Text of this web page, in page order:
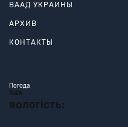
ВААД УКРАИНЫ
АРХИВ
КОНТАКТЫ
Погода
Київ
вологість: